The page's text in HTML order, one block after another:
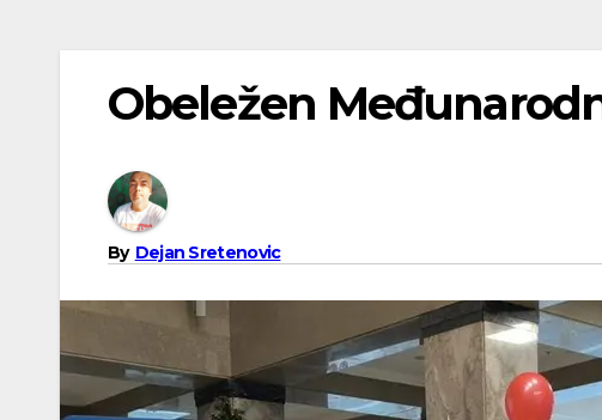
Obeležen
By Dejan Sretenovic